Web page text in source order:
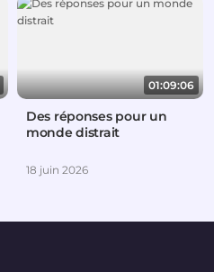
01:09:06
Des réponses pour un
monde distrait
18 juin 2026